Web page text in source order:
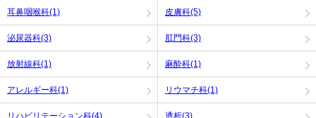
耳鼻咽喉科(1) 皮膚科(5)
泌尿器科(3) 肛門科(3)
放射線科(1) 麻酔科(1)
アレルギー科(1) リウマチ科(1)
リハビリテーション科(4) 透析(3)